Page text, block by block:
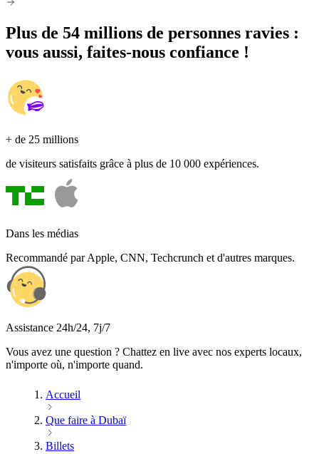
Plus de 54 millions de personnes ravies :
vous aussi, faites-nous confiance !
+ de 25 millions
de visiteurs satisfaits grâce à plus de 10 000 expériences.
Dans les médias
Recommandé par Apple, CNN, Techcrunch et d'autres marques.
Assistance 24h/24, 7j/7
Vous avez une question ? Chattez en live avec nos experts locaux,
n'importe où, n'importe quand.
Accueil
Que faire à Dubaï
Billets